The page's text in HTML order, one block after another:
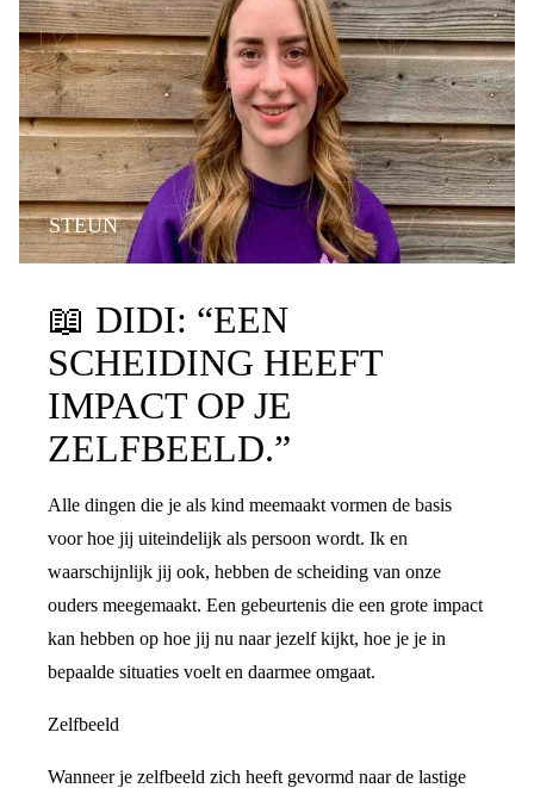
STEUN
📖 DIDI: “EEN
SCHEIDING HEEFT
IMPACT OP JE
ZELFBEELD.”
Alle dingen die je als kind meemaakt vormen de basis
voor hoe jij uiteindelijk als persoon wordt. Ik en
waarschijnlijk jij ook, hebben de scheiding van onze
ouders meegemaakt. Een gebeurtenis die een grote impact
kan hebben op hoe jij nu naar jezelf kijkt, hoe je je in
bepaalde situaties voelt en daarmee omgaat.
Zelfbeeld
Wanneer je zelfbeeld zich heeft gevormd naar de lastige